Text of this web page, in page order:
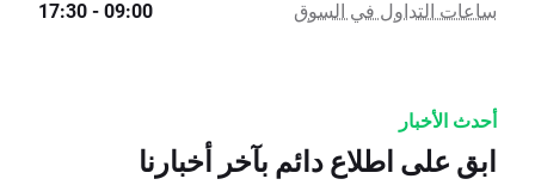
ساعات التداول في السوق 09:00 - 17:30
أحدث الأخبار
ابق على اطلاع دائم بآخر أخبارنا